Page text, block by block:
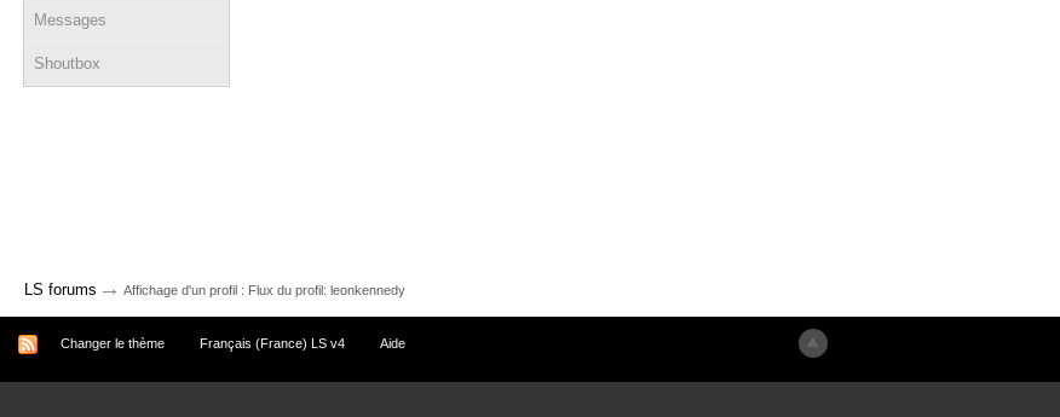
Messages
Shoutbox
LS forums → Affichage d'un profil : Flux du profil: leonkennedy
Changer le thème Français (France) LS v4 Aide